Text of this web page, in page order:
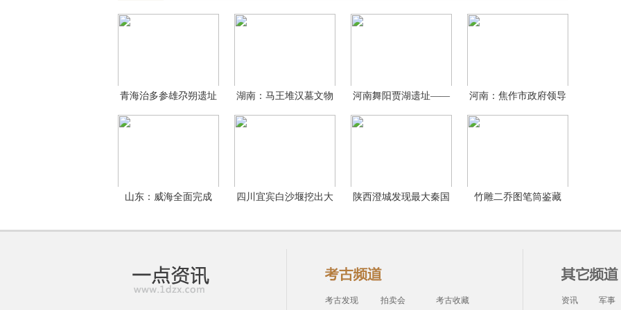
青海治多参雄尕朔遗址
调
湖南：马王堆汉墓文物
精品
河南舞阳贾湖遗址——
20
河南：焦作市政府领导
调研
山东：威海全面完成
四川宜宾白沙堰挖出大
陕西澄城发现最大秦国
竹雕二乔图笔筒鉴藏
考古发现 拍卖会 考古收藏 资讯 军事